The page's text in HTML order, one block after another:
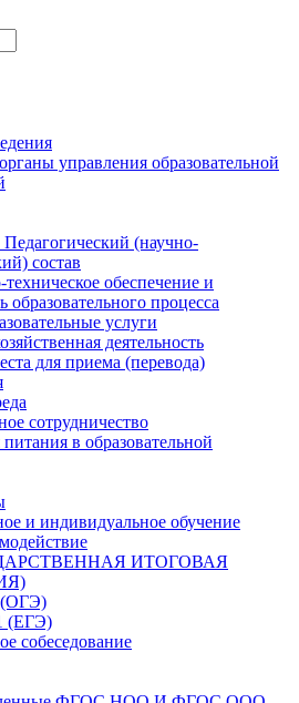
управления образовательной
Педагогический (научно-
состав
обеспечение и
образовательного процесса
услуги
деятельность
для приема (перевода)
сотрудничество
в образовательной
и индивидуальное обучение
ИТОГОВАЯ
(ЕГЭ)
собеседование